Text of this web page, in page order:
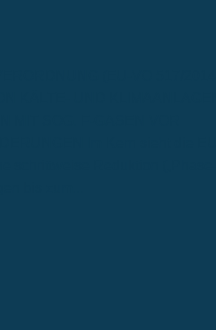
(EU-VO 517/2014)
KÄLTE- UND KLIMAANLAGEN
MIT SOG. F-GASEN VOR
Im Kern sieht die EU-